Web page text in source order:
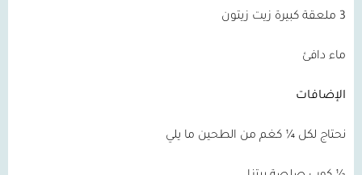
3 ملعقة كبيرة زيت زيتون
ماء دافئ
الإضافات
نحتاج لكل ¼ كغم من الطحين ما يلي